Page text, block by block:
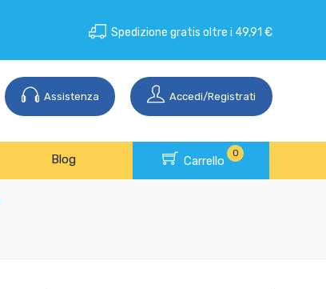
Spedizione gratis oltre i 49,91 €
Assistenza Accedi/Registrati
Blog Carrello
0